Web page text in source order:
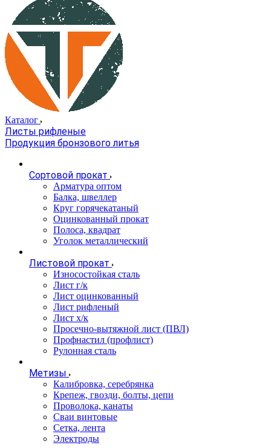
Каталог
Листы рифленые
Продукция бронзового литья
Сортовой прокат
Арматура оптом
Балка, швеллер
Круг горячекатаный
Оцинкованный прокат
Полоса, квадрат
Уголок металлический
Листовой прокат
Износостойкая сталь
Лист г/к
Лист оцинкованный
Лист рифленый
Лист х/к
Просечно-вытяжной лист (ПВЛ)
Профнастил (профлист)
Рулонная сталь
Метизы
Калибровка, серебрянка
Крепеж, гвозди, болты, цепи
Проволока, канаты
Сваи винтовые
Сетка, лента
Электроды